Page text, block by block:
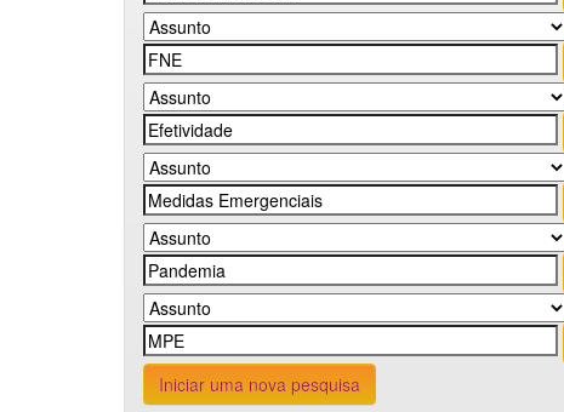
Iniciar uma nova pesquisa